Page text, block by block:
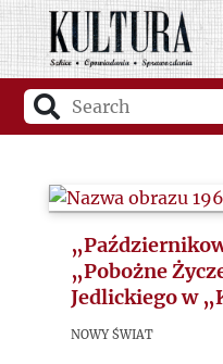
„Pobożne
Jedlickiego w
Nowy Świat